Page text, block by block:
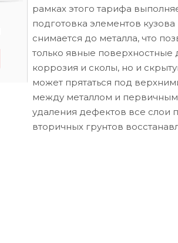
рамках этого тарифа
подготовка элементов
снимается до металла, что
только явные поверхностные
коррозия и сколы, но и
может прятаться под
между металлом и
удаления дефектов все слои
вторичных грунтов